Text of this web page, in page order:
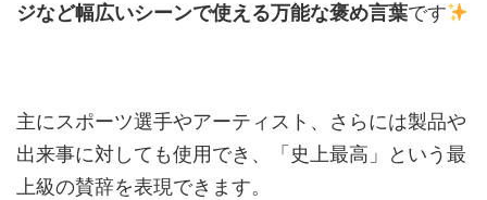
ジなど幅広いシーンで使える万能な褒め言葉です
主にスポーツ選手やアーティスト、さらには製品や
出来事に対しても使用でき、「史上最高」という最
上級の賛辞を表現できます。